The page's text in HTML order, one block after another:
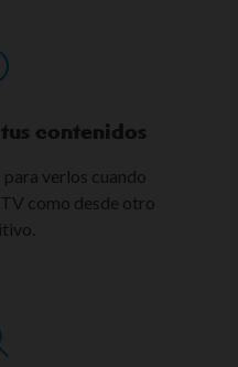
contenidos​
verlos cuando
como desde otro